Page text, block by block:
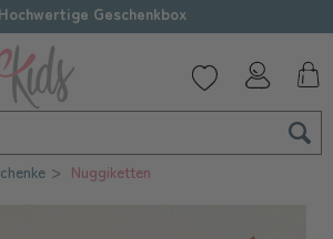
Hochwertige Geschenkbox
Nuggiketten